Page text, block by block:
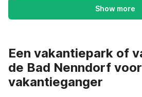
Show more
Een vakantiepark of
de Bad Nenndorf
vakantieganger